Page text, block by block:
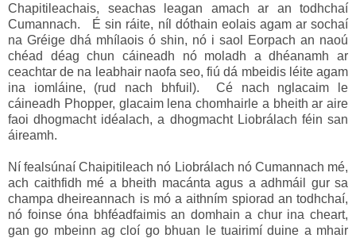
Chapitileachais, seachas leagan amach ar an todhchaí
Cumannach. É sin ráite, níl dóthain eolais agam ar sochaí
na Gréige dhá mhílaois ó shin, nó i saol Eorpach an naoú
chéad déag chun cáineadh nó moladh a dhéanamh ar
ceachtar de na leabhair naofa seo, fiú dá mbeidis léite agam
ina iomláine, (rud nach bhfuil). Cé nach nglacaim le
cáineadh Phopper, glacaim lena chomhairle a bheith ar aire
faoi dhogmacht idéalach, a dhogmacht Liobrálach féin san
áireamh.
Ní fealsúnaí Chaipitileach nó Liobrálach nó Cumannach mé,
ach caithfidh mé a bheith macánta agus a adhmáil gur sa
champa dheireannach is mó a aithním spiorad an todhchaí,
nó foinse óna bhféadfaimis an domhain a chur ina cheart,
gan go mbeinn ag cloí go bhuan le tuairimí duine a mhair